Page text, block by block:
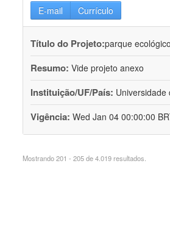
E-mail Currículo
Título do Projeto:parque
Resumo: Vide projeto anexo
Instituição/UF/País: Universidade
Vigência: Wed Jan 04 00:00:00
Mostrando 201 - 205 de 4.019 resultados.